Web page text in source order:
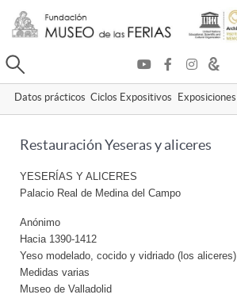
Buscar
Datos prácticos Ciclos Expositivos Exposiciones
Restauración Yeseras y aliceres
YESERÍAS Y ALICERES
Palacio Real de Medina del Campo
Anónimo
Hacia 1390-1412
Yeso modelado, cocido y vidriado (los aliceres)
Medidas varias
Museo de Valladolid